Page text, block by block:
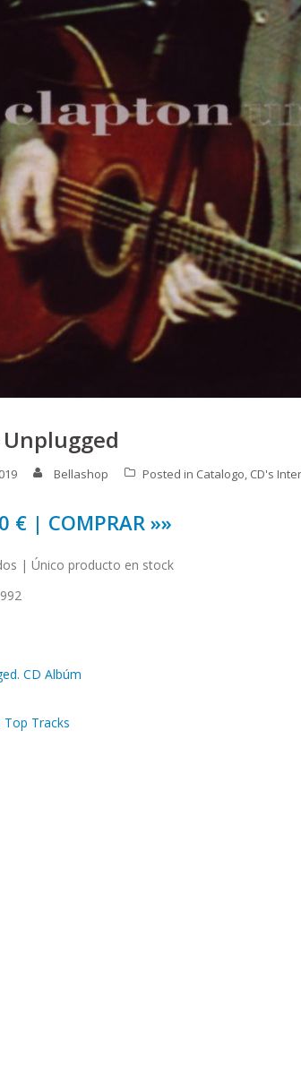
Unplugged
Bellashop Posted in Catalogo, CD's
€ | COMPRAR »»
| Único producto en stock
CD Albúm
Top Tracks